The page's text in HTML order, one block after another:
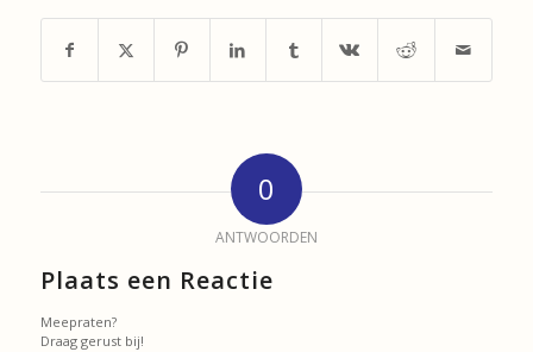
0
ANTWOORDEN
Plaats een Reactie
Meepraten?
Draag gerust bij!